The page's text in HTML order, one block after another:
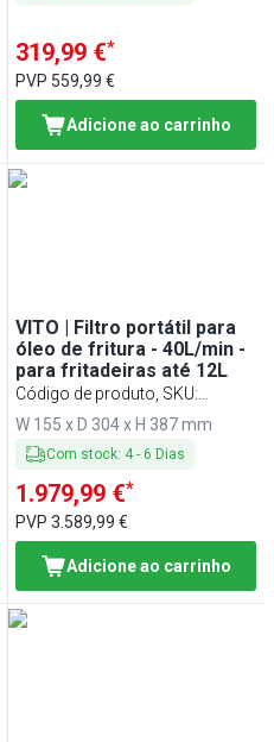
319,99 €*
PVP 559,99 €
Adicione ao carrinho
VITO | Filtro portátil para
óleo de fritura - 40L/min -
para fritadeiras até 12L
Código de produto, SKU:
FOFTV30
W 155 x D 304 x H 387 mm
Com stock: 4- 6 Dias
1.979,99 €*
PVP3.589,99 €
Adicione ao carrinho